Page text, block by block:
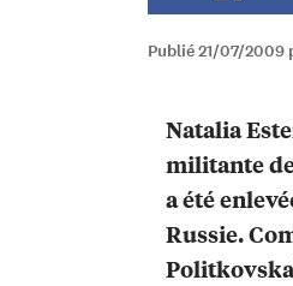
Publié 21/07/2009
Natalia
militante
a été
Russie.